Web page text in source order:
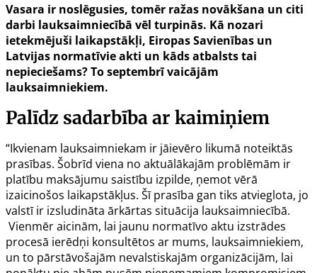
Vasara ir noslēgusies, tomēr ražas novākšana un citi
darbi lauksaimniecībā vēl turpinās. Kā nozari
ietekmējuši laikapstākļi, Eiropas Savienības un
Latvijas normatīvie akti un kāds atbalsts tai
nepieciešams? To septembrī vaicājām
lauksaimniekiem.
Palīdz sadarbība ar kaimiņiem
“Ikvienam lauksaimniekam ir jāievēro likumā noteiktās
prasības. Šobrīd viena no aktuālākajām problēmām ir
platību maksājumu saistību izpilde, ņemot vērā
izaicinošos laikapstākļus. Šī prasība gan tiks atvieglota, jo
valstī ir izsludināta ārkārtas situācija lauksaimniecībā.
Vienmēr aicinām, lai jaunu normatīvo aktu izstrādes
procesā ierēdņi konsultētos ar mums, lauksaimniekiem,
un to pārstāvošajām nevalstiskajām organizācijām, lai